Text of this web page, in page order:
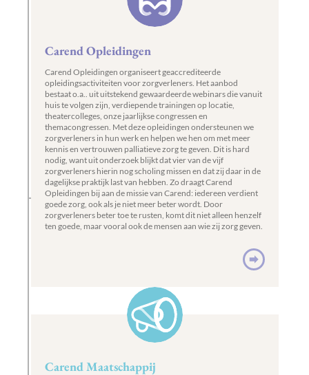
Carend Opleidingen
Carend Opleidingen organiseert geaccrediteerde
opleidingsactiviteiten voor zorgverleners. Het aanbod
bestaat o.a.. uit uitstekend gewaardeerde webinars die vanuit
huis te volgen zijn, verdiepende trainingen op locatie,
theatercolleges, onze jaarlijkse congressen en
themacongressen. Met deze opleidingen ondersteunen we
zorgverleners in hun werk en helpen we hen om met meer
kennis en vertrouwen palliatieve zorg te geven. Dit is hard
nodig, want uit onderzoek blijkt dat vier van de vijf
zorgverleners hierin nog scholing missen en dat zij daar in de
dagelijkse praktijk last van hebben. Zo draagt Carend
Opleidingen bij aan de missie van Carend: iedereen verdient
goede zorg, ook als je niet meer beter wordt. Door
zorgverleners beter toe te rusten, komt dit niet alleen henzelf
ten goede, maar vooral ook de mensen aan wie zij zorg geven.
Carend Maatschappij